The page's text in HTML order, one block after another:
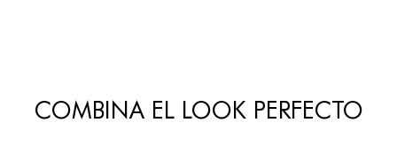
COMBINA EL LOOK PERFECTO